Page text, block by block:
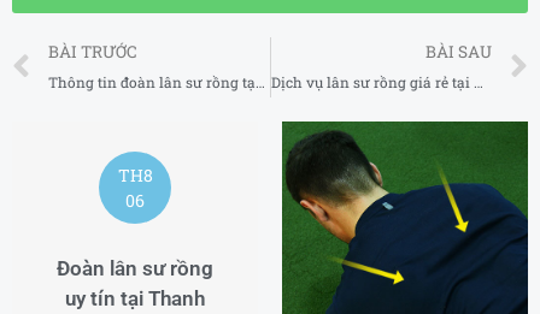
Prev
BÀI TRƯỚC
Thông tin đoàn lân sư rồng tại Bình Định
BÀI SAU
Dịch vụ lân sư rồng giá rẻ tại Hà Nội
TH8
06
Đoàn lân sư rồng
uy tín tại Thanh